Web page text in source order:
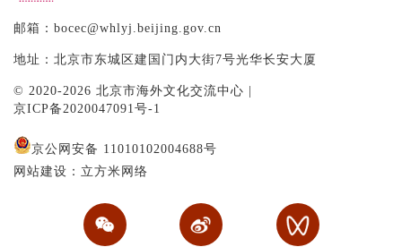
邮箱：bocec@whlyj.beijing.gov.cn
地址：北京市东城区建国门内大街7号光华长安大厦
© 2020-2026 北京市海外文化交流中心 |
京ICP备2020047091号-1
京公网安备 11010102004688号
网站建设：立方米网络